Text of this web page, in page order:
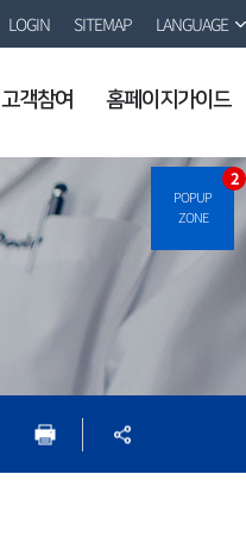
POPUP
ZONE
2
LOGIN SITEMAP LANGUAGE
고객참여 홈페이지가이드